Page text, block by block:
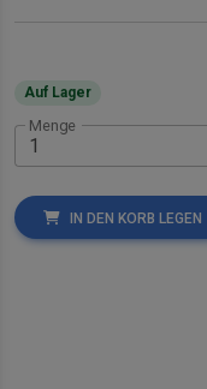
Auf Lager
Menge
IN DEN KORB LEGEN